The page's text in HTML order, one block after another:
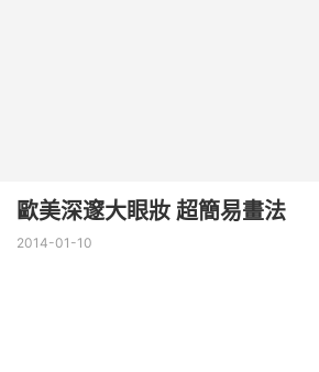
歐美深邃大眼妝 超簡易畫法
2014-01-10